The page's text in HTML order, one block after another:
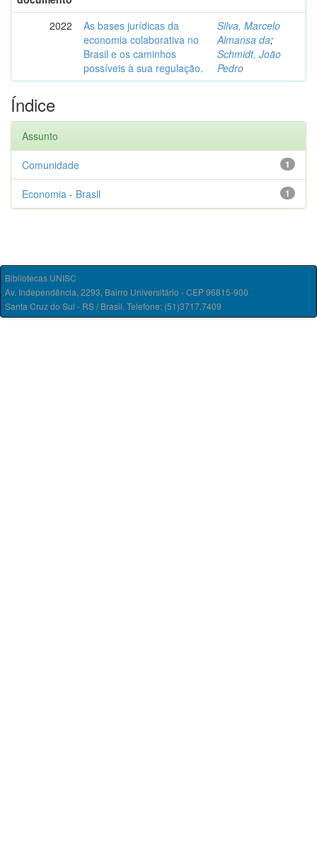
2022
As bases jurídicas da
economia colaborativa no
Brasil e os caminhos
possíveis à sua regulação.
Silva, Marcelo
Almansa da;
Schmidt, João
Pedro
Índice
Assunto
1
Comunidade
1
Economia - Brasil
Bibliotecas UNISC
Av. Independência, 2293, Bairro Universitário - CEP 96815-900
Santa Cruz do Sul - RS / Brasil. Telefone: (51)3717.7409